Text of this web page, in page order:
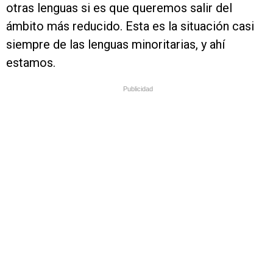
otras lenguas si es que queremos salir del
ámbito más reducido. Esta es la situación casi
siempre de las lenguas minoritarias, y ahí
estamos.
Publicidad